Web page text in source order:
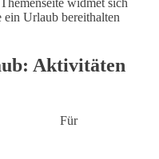
widmet sich
ein Urlaub bereithalten
Aktivitäten
Für